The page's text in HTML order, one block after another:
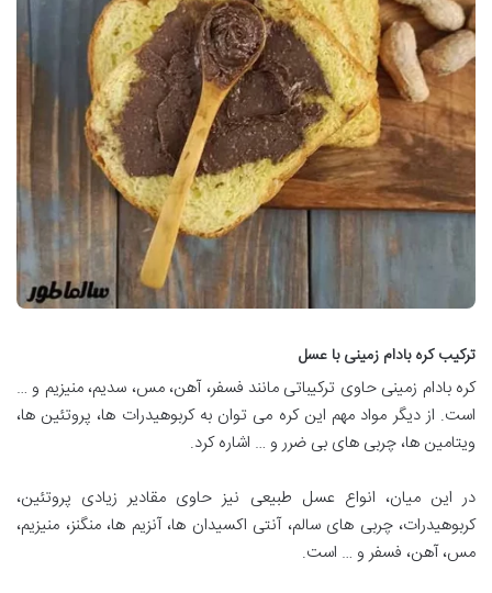
ترکیب کره بادام زمینی با عسل
کره بادام زمینی حاوی ترکیباتی مانند فسفر، آهن، مس، سدیم، منیزیم و …
است. از دیگر مواد مهم این کره می توان به کربوهیدرات ها، پروتئین ها،
ویتامین ها، چربی های بی ضرر و … اشاره کرد.
در این میان، انواع عسل طبیعی نیز حاوی مقادیر زیادی پروتئین،
کربوهیدرات، چربی های سالم، آنتی اکسیدان ها، آنزیم ها، منگنز، منیزیم،
مس، آهن، فسفر و … است.